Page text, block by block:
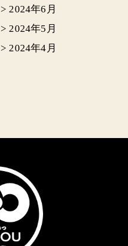
>2024年6月
>2024年5月
>2024年4月